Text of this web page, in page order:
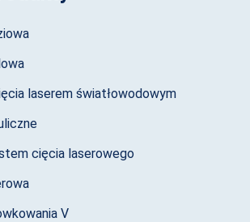
laserem światłowodowym
cięcia laserowego
V